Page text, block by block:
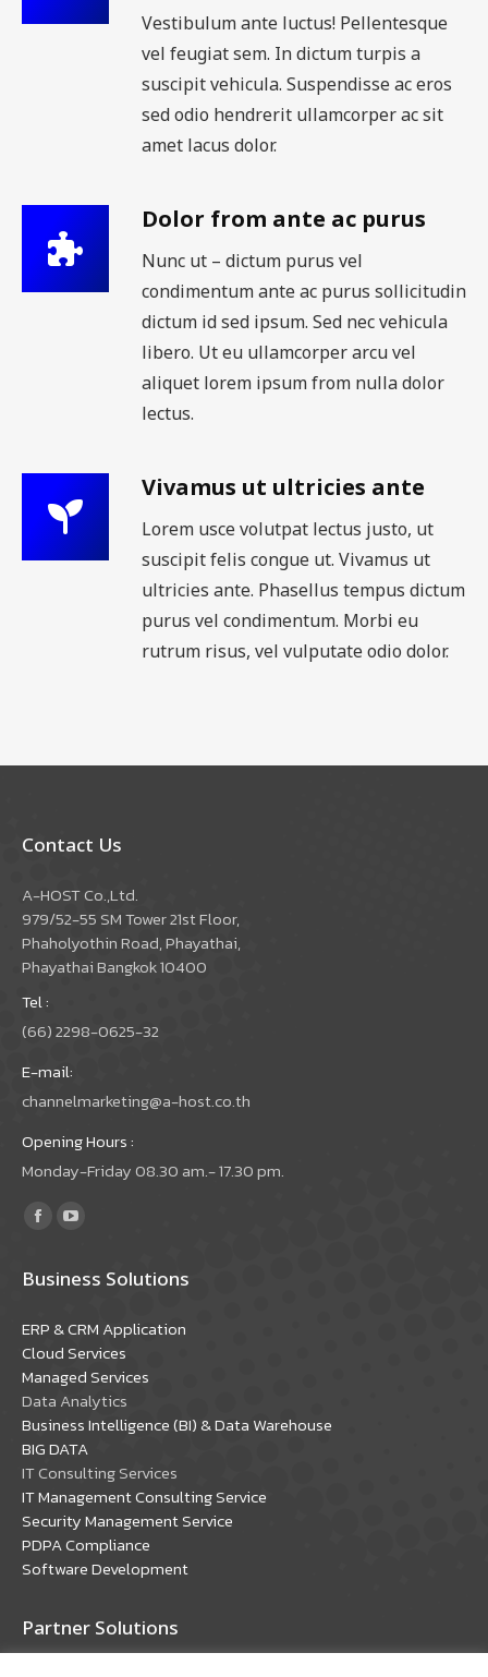
Vestibulum ante luctus! Pellentesque
vel feugiat sem. In dictum turpis a
suscipit vehicula. Suspendisse ac eros
sed odio hendrerit ullamcorper ac sit
amet lacus dolor.
Dolor from ante ac purus
Nunc ut – dictum purus vel
condimentum ante ac purus sollicitudin
dictum id sed ipsum. Sed nec vehicula
libero. Ut eu ullamcorper arcu vel
aliquet lorem ipsum from nulla dolor
lectus.
Vivamus ut ultricies ante
Lorem usce volutpat lectus justo, ut
suscipit felis congue ut. Vivamus ut
ultricies ante. Phasellus tempus dictum
purus vel condimentum. Morbi eu
rutrum risus, vel vulputate odio dolor.
Contact Us
A-HOST Co.,Ltd.
979/52-55 SM Tower 21st Floor,
Phaholyothin Road, Phayathai,
Phayathai Bangkok 10400
Tel :
(66) 2298-0625-32
E-mail:
channelmarketing@a-host.co.th
Opening Hours :
Monday-Friday 08.30 am.- 17.30 pm.
Find us on:
Facebook
opens
new
window
YouTube
opens
new
window
Business Solutions
ERP & CRM Application
Cloud Services
Managed Services
Data Analytics
Business Intelligence (BI) & Data Warehouse
BIG DATA
IT Consulting Services
IT Management Consulting Service
Security Management Service
PDPA Compliance
Software Development
Partner Solutions